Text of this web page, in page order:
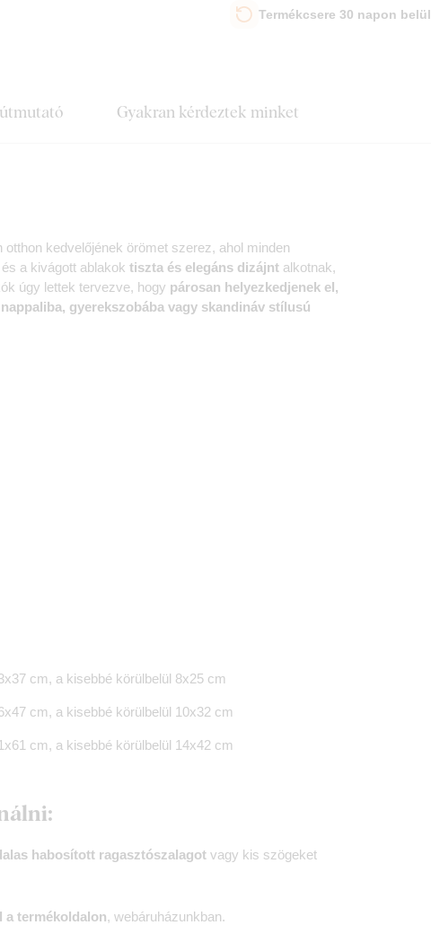
Termékcsere 30 napon belül
Gyakran kérdeztek minket
otthon kedvelőjének örömet szerez, ahol minden
a kivágott ablakok tiszta és elegáns dizájnt alkotnak,
úgy lettek tervezve, hogy párosan helyezkedjenek el,
gyerekszobába vagy skandináv stílusú
cm, a kisebbé körülbelül 8x25 cm
cm, a kisebbé körülbelül 10x32 cm
cm, a kisebbé körülbelül 14x42 cm
habosított ragasztószalagot vagy kis szögeket
a termékoldalon, webáruházunkban.